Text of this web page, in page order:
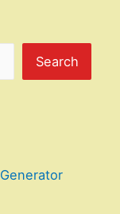
Search